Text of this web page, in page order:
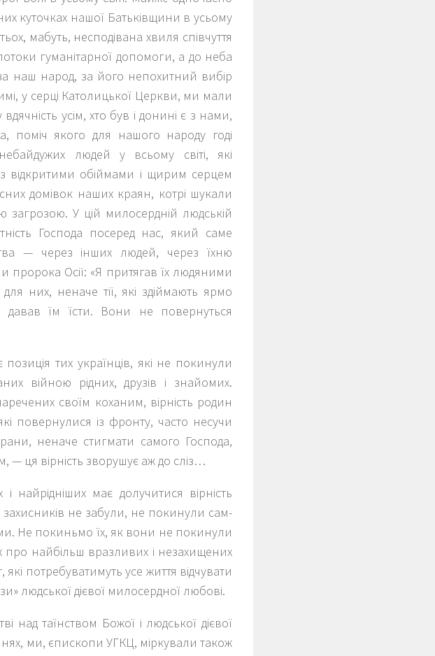
куточках нашої Батьківщини в усьому
мабуть, несподівана хвиля співчуття
гуманітарної допомоги, а до неба
наш народ, за його непохитний вибір
у серці Католицької Церкви, ми мали
усім, хто був і донині є з нами,
поміч якого для нашого народу годі
людей у всьому світі, які
відкритими обіймами і щирим серцем
домівок наших краян, котрі шукали
У цій милосердній людській
Господа посеред нас, який саме
— через інших людей, через їхню
пророка Осії: «Я притягав їх людяними
них, неначе тії, які здіймають ярмо
їм їсти. Вони не повернуться
тих українців, які не покинули
війною рідних, друзів і знайомих.
своїм коханим, вірність родин
повернулися із фронту, часто несучи
неначе стигмати самого Господа,
— ця вірність зворушує аж до сліз…
найрідніших має долучитися вірність
не забули, не покинули сам-
Не покиньмо їх, як вони не покинули
про найбільш вразливих і незахищених
потребуватимуть усе життя відчувати
людської дієвої милосердної любові.
над таїнством Божої і людської дієвої
ми, єпископи УГКЦ, міркували також